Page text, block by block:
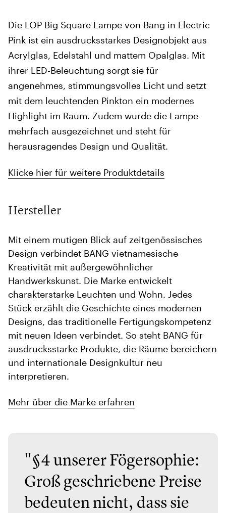
Die LOP Big Square Lampe von Bang in Electric
Pink ist ein ausdrucksstarkes Designobjekt aus
Acrylglas, Edelstahl und mattem Opalglas. Mit
ihrer LED-Beleuchtung sorgt sie für
angenehmes, stimmungsvolles Licht und setzt
mit dem leuchtenden Pinkton ein modernes
Highlight im Raum. Zudem wurde die Lampe
mehrfach ausgezeichnet und steht für
herausragendes Design und Qualität.
Klicke hier für weitere Produktdetails
Hersteller
Mit einem mutigen Blick auf zeitgenössisches
Design verbindet BANG vietnamesische
Kreativität mit außergewöhnlicher
Handwerkskunst. Die Marke entwickelt
charakterstarke Leuchten und Wohn. Jedes
Stück erzählt die Geschichte eines modernen
Designs, das traditionelle Fertigungskompetenz
mit neuen Ideen verbindet. So steht BANG für
ausdrucksstarke Produkte, die Räume bereichern
und internationale Designkultur neu
interpretieren.
Mehr über die Marke erfahren
"§4 unserer Fögersophie:
Groß geschriebene Preise
bedeuten nicht, dass sie